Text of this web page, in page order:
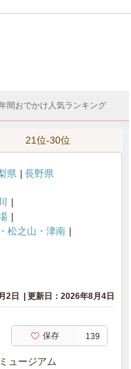
間おでかけ人気ランキング
21位-30位
県 長野県
松之山・津南
2日 更新日：2026年8月4日
保存 139
ュージアム